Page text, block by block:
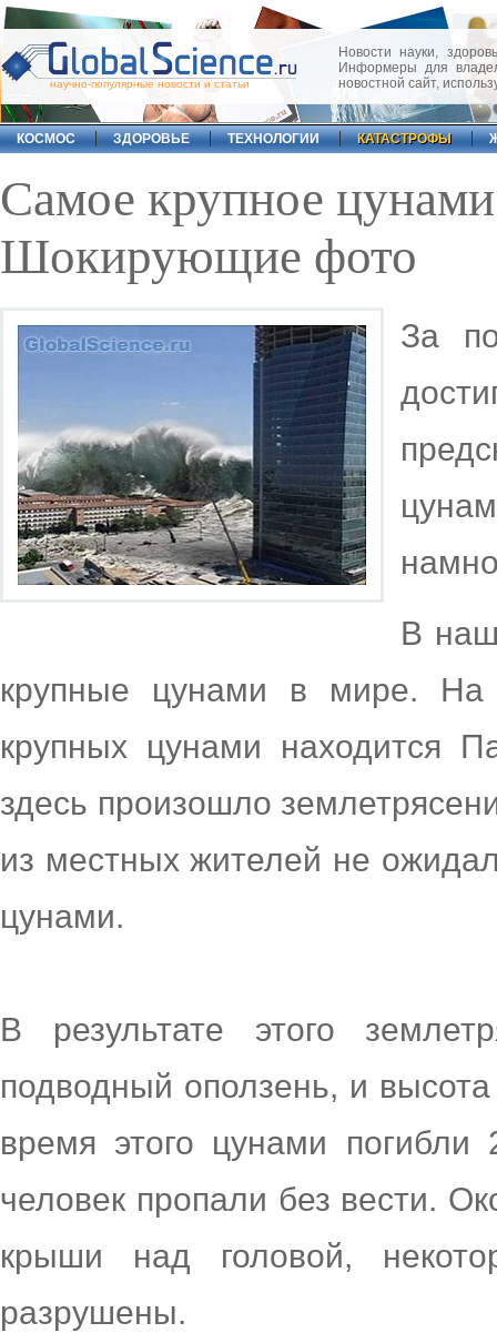
научно-популярные новости и статьи
Новости науки,
Информеры для
новостной сайт,
КОСМОС ЗДОРОВЬЕ ТЕХНОЛОГИИ КАТАСТРОФЫ
Самое крупное
Шокирующие фото
За
В
крупные цунами в мире. На
крупных цунами находится
здесь произошло
из местных жителей не
цунами.
В результате этого
подводный оползень, и
время этого цунами
человек пропали без вести.
крыши над головой,
разрушены.